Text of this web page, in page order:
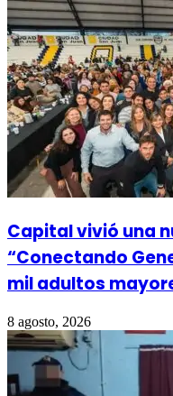
Capital vivió una
“Conectando
mil adultos
8 agosto, 2026